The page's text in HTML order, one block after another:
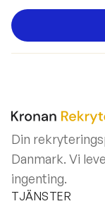
Din
Danmark. Vi
ingenting.
TJÄNSTER